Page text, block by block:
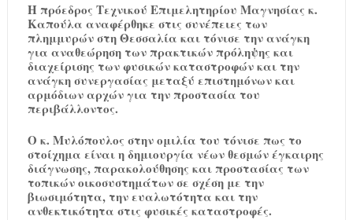
Η πρόεδρος Τεχνικού Επιμελητηρίου Μαγνησίας κ.
Καπούλα αναφέρθηκε στις συνέπειες των
πλημμυρών στη Θεσσαλία και τόνισε την ανάγκη
για αναθεώρηση των πρακτικών πρόληψης και
διαχείρισης των φυσικών καταστροφών και την
ανάγκη συνεργασίας μεταξύ επιστημόνων και
αρμόδιων αρχών για την προστασία του
περιβάλλοντος.
Ο κ. Μυλόπουλος στην ομιλία του τόνισε πως το
στοίχημα είναι η δημιουργία νέων θεσμών έγκαιρης
διάγνωσης, παρακολούθησης και προστασίας των
τοπικών οικοσυστημάτων σε σχέση με την
βιωσιμότητα, την ευαλωτότητα και την
ανθεκτικότητα στις φυσικές καταστροφές.